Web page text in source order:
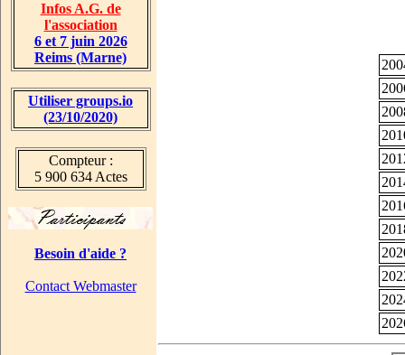
Infos A.G. de
l'association
6 et 7 juin 2026
Reims (Marne)
Utiliser groups.io
(23/10/2020)
Compteur :
5 900 634 Actes
Besoin d'aide ?
Contact Webmaster